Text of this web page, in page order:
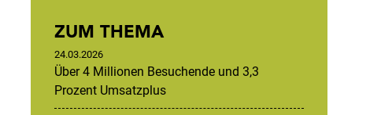
ZUM THEMA
24.03.2026
Über 4 Millionen Besuchende und 3,3
Prozent Umsatzplus